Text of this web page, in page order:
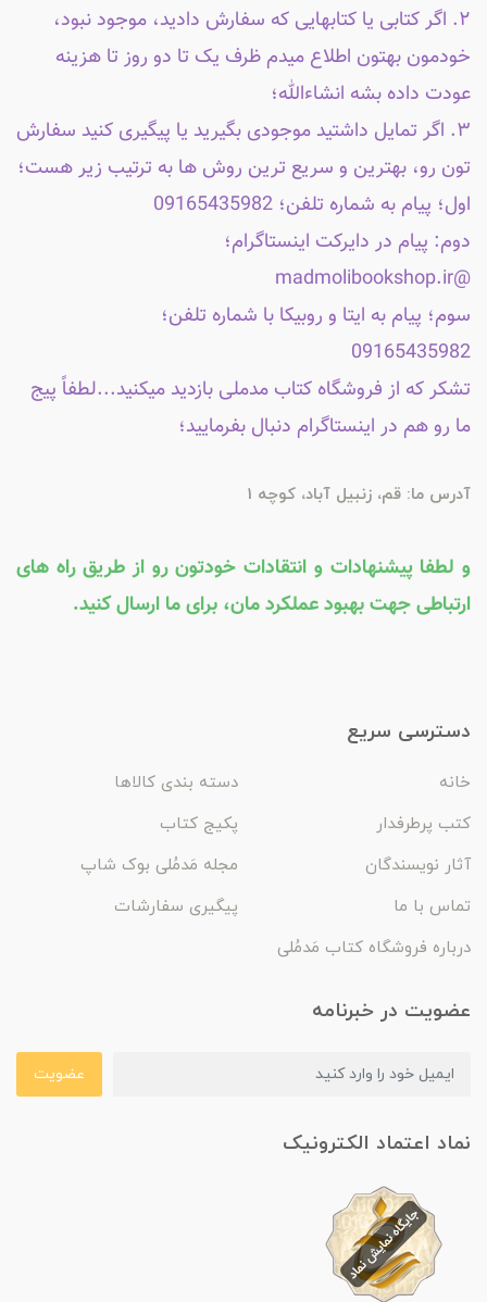
۲. اگر کتابی یا کتابهایی که سفارش دادید، موجود نبود،
خودمون بهتون اطلاع میدم ظرف یک تا دو روز تا هزینه
عودت داده بشه انشاءالله؛
۳. اگر تمایل داشتید موجودی بگیرید یا پیگیری کنید سفارش
تون رو، بهترین و سریع ترین روش ها به ترتیب زیر هست؛
اول؛ پیام به شماره تلفن؛ 09165435982
دوم: پیام در دایرکت اینستاگرام؛
@madmolibookshop.ir
سوم؛ پیام به ایتا و روبیکا با شماره تلفن؛
09165435982
تشکر که از فروشگاه کتاب مدملی بازدید میکنید...لطفاً پیج
ما رو هم در اینستاگرام دنبال بفرمایید؛
آدرس ما: قم، زنبیل آباد، کوچه 1
و لطفا پیشنهادات و انتقادات خودتون رو از طریق راه های
ارتباطی جهت بهبود عملکرد مان، برای ما ارسال کنید.
دسترسی سریع
خانه
دسته بندی کالاها
کتب پرطرفدار
پکیج کتاب
آثار نویسندگان
مجله مَدمُلی بوک شاپ
تماس با ما
پیگیری سفارشات
درباره فروشگاه کتاب مَدمُلی
عضویت در خبرنامه
عضویت
نماد اعتماد الکترونیک